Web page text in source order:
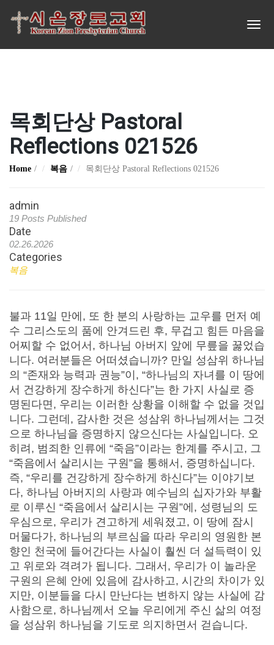
목회단상 Pastoral
Reflections 021526
Home 복음 목회단상 Pastoral Reflections 021526
admin
19 Posts Published
Date
02.26.2026
Categories
복음
불과 11일 만에, 또 한 분의 사랑하는 교우를 먼저 예
수 그리스도의 품에 안겨드린 후, 무겁고 힘든 마음을
어찌할 수 없어서, 하나님 아버지 앞에 무릎을 꿇었습
니다. 여러분들은 어떠셨습니까? 만일 성삼위 하나님
의 “존재와 능력과 권능”이, “하나님의 자녀를 이 땅에
서 건강하게 장수하게 하신다”는 한 가지 사실로 증
명된다면, 우리는 이러한 상황을 이해할 수 없을 것입
니다. 그런데, 감사한 것은 성삼위 하나님께서는 그것
으로 하나님을 증명하지 않으신다는 사실입니다. 오
히려, 범죄한 인류에 “죽음”이라는 한계를 주시고, 그
“죽음에서 살리시는 구원”을 통해서, 증명하십니다.
즉, “우리를 건강하게 장수하게 하신다”는 이야기보
다, 하나님 아버지의 사랑과 예수님의 십자가와 부활
로 이루신 “죽음에서 살리시는 구원”에, 성령님의 도
우심으로, 우리가 견고하게 세워졌고, 이 땅에 잠시
머물다가, 하나님의 부르심을 따라 우리의 영원한 본
향인 천국에 들어간다는 사실이 훨씬 더 설득력이 있
고 위로와 격려가 됩니다. 그래서, 우리가 이 놀라운
구원의 은혜 안에 있음에 감사하고, 시간의 차이가 있
지만, 이분들을 다시 만난다는 변하지 않는 사실에 감
사함으로, 하나님께서 오늘 우리에게 주신 삶의 여정
을 성삼위 하나님을 기도로 의지하면서 걷습니다.